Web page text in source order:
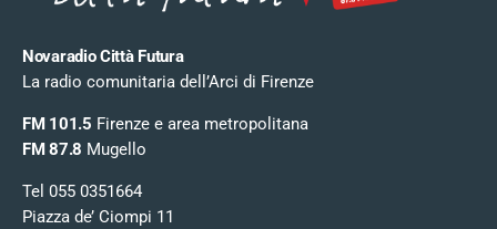
Novaradio Città Futura
La radio comunitaria dell’Arci di Firenze
FM 101.5 Firenze e area metropolitana
FM 87.8 Mugello
Tel 055 0351664
Piazza de’ Ciompi 11